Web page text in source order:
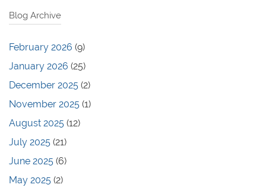
Blog Archive
February 2026 (9)
January 2026 (25)
December 2025 (2)
November 2025 (1)
August 2025 (12)
July 2025 (21)
June 2025 (6)
May 2025 (2)